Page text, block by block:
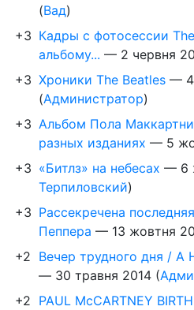
(Вад)
+3 Кадры с фотосессии
альбому... — 2 червня
+3 Хроники The Beatles —
(Администратор)
+3 Альбом Пола
разных изданиях — 5
+3 «Битлз» на небесах — 6
Терпиловский)
+3 Рассекречена
Пеппера — 13 жовтня
+2 Вечер трудного дня / A
— 30 травня 2014 (
+2 PAUL McCARTNEY